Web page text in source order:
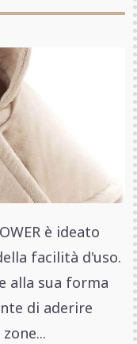
è ideato
facilità d'uso.
alla sua forma
di aderire